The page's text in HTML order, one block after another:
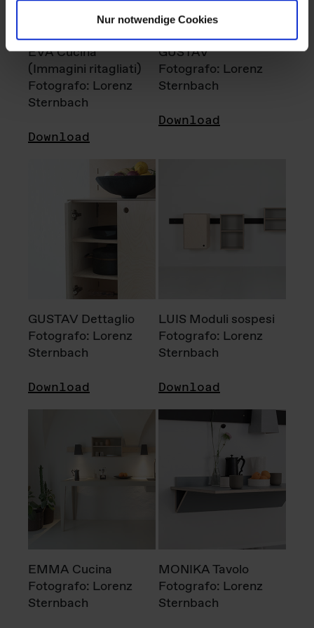
Nur notwendige Cookies
EVA Cucina
(Immagini ritagliati)
Fotografo: Lorenz
Sternbach
Download
GUSTAV
Fotografo: Lorenz
Sternbach
Download
GUSTAV Dettaglio
Fotografo: Lorenz
Sternbach
Download
LUIS Moduli sospesi
Fotografo: Lorenz
Sternbach
Download
EMMA Cucina
Fotografo: Lorenz
Sternbach
MONIKA Tavolo
Fotografo: Lorenz
Sternbach